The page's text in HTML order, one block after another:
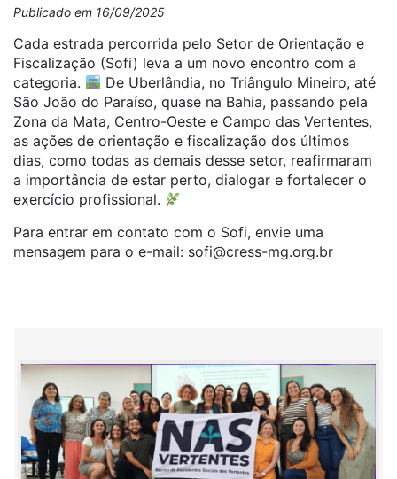
Publicado em 16/09/2025
Cada estrada percorrida pelo Setor de Orientação e
Fiscalização (Sofi) leva a um novo encontro com a
categoria.
De Uberlândia, no Triângulo Mineiro, até
São João do Paraíso, quase na Bahia, passando pela
Zona da Mata, Centro-Oeste e Campo das Vertentes,
as ações de orientação e fiscalização dos últimos
dias, como todas as demais desse setor, reafirmaram
a importância de estar perto, dialogar e fortalecer o
exercício profissional.
Para entrar em contato com o Sofi, envie uma
mensagem para o e-mail: sofi@cress-mg.org.br